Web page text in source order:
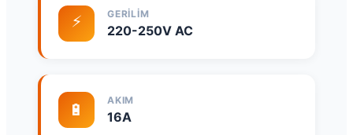
⚡ GERILIM
220-250V AC
🔋 AKIM
16A